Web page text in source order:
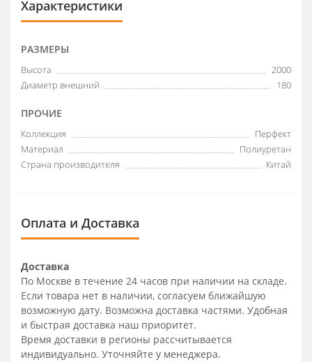
Характеристики
РАЗМЕРЫ
Высота
2000
Диаметр внешний
180
ПРОЧИЕ
Коллекция
Перфект
Материал
Полиуретан
Страна производителя
Китай
Оплата и Доставка
Доставка
По Москве в течение 24 часов при наличии на складе.
Если товара нет в наличии, согласуем ближайшую
возможную дату. Возможна доставка частями. Удобная
и быстрая доставка наш приоритет.
Время доставки в регионы рассчитывается
индивидуально. Уточняйте у менеджера.